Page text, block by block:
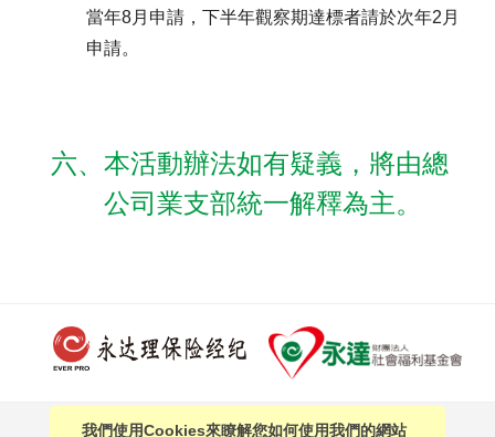
當年8月申請，下半年觀察期達標者請於次年2月
申請。
六、本活動辦法如有疑義，將由總
公司業支部統一解釋為主。
我們使用Cookies來瞭解您如何使用我們的網站